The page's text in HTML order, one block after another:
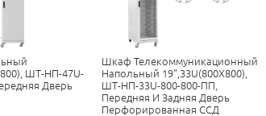
ШТ-НП-47U-
Дверь
Шкаф Телекоммуникационный
Напольный 19”,33U(800X800),
ШТ-НП-33U-800-800-ПП,
Передняя И Задняя Дверь
Перфорированная ССД